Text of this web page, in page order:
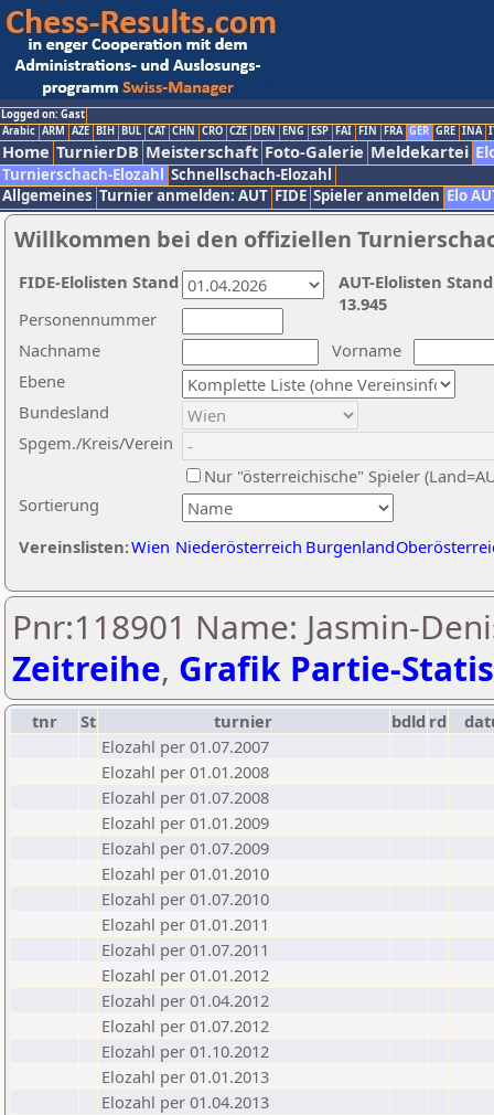
Logged on: Gast
Arabic ARM AZE BIH BUL CAT CHN CRO CZE DEN ENG ESP FAI FIN FRA GER GRE INA
Home TurnierDB Meisterschaft Foto-Galerie Meldekartei
Turnierschach-Elozahl Schnellschach-Elozahl
Allgemeines Turnier anmelden: AUT FIDE Spieler anmelden Elo
Willkommen bei den offiziellen
Nachname
Vorname
Ebene
Sortierung
Personennummer
Bundesland
Spgem./Kreis/Verein
Nur "österreichische" Spieler
Vereinslisten:Wien Niederösterreich Burgenland
AUT-Elolisten
13.945
FIDE-Elolisten Stand
Pnr:118901 Name: Jasmin-
Zeitreihe, Grafik Partie-
tnr St turnier bdld rd
Elozahl per 01.07.2007
Elozahl per 01.01.2008
Elozahl per 01.07.2008
Elozahl per 01.01.2009
Elozahl per 01.07.2009
Elozahl per 01.01.2010
Elozahl per 01.07.2010
Elozahl per 01.01.2011
Elozahl per 01.07.2011
Elozahl per 01.01.2012
Elozahl per 01.04.2012
Elozahl per 01.07.2012
Elozahl per 01.10.2012
Elozahl per 01.01.2013
Elozahl per 01.04.2013